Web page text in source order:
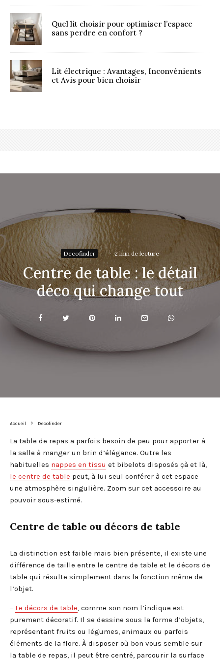
Quel lit choisir pour optimiser l’espace
sans perdre en confort ?
Lit électrique : Avantages, Inconvénients
et Avis pour bien choisir
Decofinder · · 2 min de lecture
Centre de table : le détail
déco qui change tout
Accueil Decofinder
La table de repas a parfois besoin de peu pour apporter à
la salle à manger un brin d’élégance. Outre les
habituelles nappes en tissu et bibelots disposés çà et là,
le centre de table peut, à lui seul conférer à cet espace
une atmosphère singulière. Zoom sur cet accessoire au
pouvoir sous-estimé.
Centre de table ou décors de table
La distinction est faible mais bien présente, il existe une
différence de taille entre le centre de table et le décors de
table qui résulte simplement dans la fonction même de
l’objet.
– Le décors de table, comme son nom l’indique est
purement décoratif. Il se dessine sous la forme d’objets,
représentant fruits ou légumes, animaux ou parfois
éléments de la flore. À disposer où bon vous semble sur
la table de repas, il peut être centré, parcourir la surface